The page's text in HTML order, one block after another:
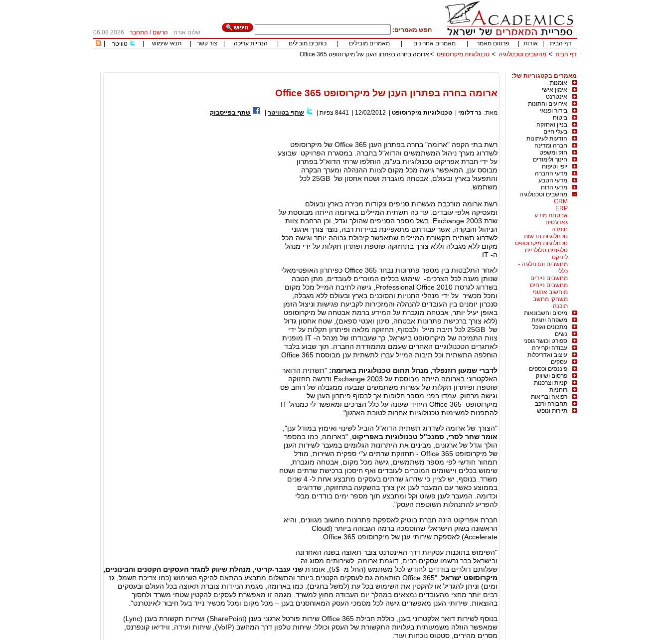
חפש מאמרים: שלום אורח הרשם / התחבר
06.08.2026
דף הבית
אודות פרסום מאמר מאמרים אחרונים מאמרים מובילים כותבים מובילים הנחיות עריכה צור קשר תנאי שימוש טוויטר
דף הבית
מחשבים וטכנולוגיה טכנולוגיות מיקרוסופט ארומה בחרה בפתרון הענן של מיקרוסופט Office 365
מאמרים בקטגוריות של:
אומנות
אימון אישי
אינטרנט
אירועים וחתונות
בידור ופנאי
ביטוח
בניין ואחזקה
בעלי חיים
הודעות לעיתונות
חברה ומדינה
חוק ומשפט
חינוך ולימודים
יופי וטיפוח
מדעי החברה
מדעי הטבע
מדעי הרוח
מחשבים וטכנולוגיה
CRM
ERP
אבטחת מידע
גאדג'טים
חומרה
טכנולוגיות חדשות
טכנולוגיות מיקרוסופט
טלפונים סלולריים
לינוקס
מחשבים וטכנולגיה -
כללי
מחשבים ניידים
מחשבים נייחים
מיחשוב ארגוני
משחקי מחשב
תוכנה
מיסים וחשבונאות
משפחה וזוגיות
מתכונים ואוכל
נשים
ספורט וכושר גופני
עבודה וקריירה
עיצוב ואדריכלות
עסקים
פיננסים וכספים
פרסום ושיווק
קניות וצרכנות
רוחניות
רפואה ובריאות
תחבורה ורכב
תיירות ונופש
ארומה בחרה בפתרון הענן של מיקרוסופט Office 365
מאת: נר דלומי טכנולוגיות מיקרוסופט 12/02/2012
8441 צפיות שתף בטוויטר שתף בפייסבוק
רשת בתי הקפה "ארומה" בחרה בפתרון הענן Office 365 של מיקרוסופט
לשדרוג מערך ניהול המשתמשים והדוא"ל בחברה. במסגרת הפרויקט שבוצע
על ידי חברת אפריקוט טכנולוגיות בע"מ, הוחלפו שרתי הדוא"ל בפתרון
מבוסס ענן, המאפשר גישה מכל מקום לצוות ההנהלה ומערך הבקרה
והתפעול בארץ ובעולם, אבטחה מוגברת ושטח אחסון של 25GB לכל
משתמש.
רשת ארומה מורכבת מעשרות סניפים ונקודות מכירה בארץ ובעולם
ומעסיקה אלפי עובדים. עד כה תשתית המיילים בארומה הייתה מבוססת על
שרת Exchange 2003. בשל מספר הסניפים שהולך וגדל, וכן הרחבת צוות
הניהול והבקרה, אשר עבודתם מתאפיינת בניידות רבה, נוצר צורך ארגוני
לשדרוג תשתית תקשורת המיילים שתאפשר קיבולת גבוהה יותר וגישה מכל
מקום ללא מגבלה וללא צורך בתחזוקה שוטפת ופתרון תקלות על ידי מנהל
ה- IT.
לאחר התלבטות בין מספר פתרונות נבחר Office 365 כפיתרון האופטימאלי
שנותן מענה לכל הצרכים- שימוש בכלים המוכרים לעובדים, מתן הטבה
בשדרוג לגרסת Professional Office 2010, גישה לתיבת המייל מכל מקום
ומכל מכשיר על ידי מנהלי החנויות והסוכנים בארץ ובעולם ללא מגבלה,
סנכרון יומנים בין העובדים להנהלה והמזכירות לקביעת פגישות וניצול הזמן
באופן יעיל יותר, אבטחה מוגברת על המידע ברמת אבטחה של מיקרוסופט
(ללא צורך ברכישת פתרונות אבטחה, סינון ואנטי ספאם), שטח אחסון גדול
של 25GB לכל תיבת מייל ולבסוף, תחזוקה מלאה ופיתרון תקלות על ידי
צוות התמיכה של מיקרוסופט בישראל, כך שעבודתו של מנהל ה- IT מופנית
לאתגרים הטכנולוגיים האחרים שעמם מתמודדת החברה. תוך שבוע בלבד
הוחלפה התשתית וכל תיבות המייל עברו לתשתית ענן מבוססת Office 365.
לדברי שמעון רוזנפלד, מנהל תחום טכנולוגיות בארומה: "תשתית הדואר
האלקטרוני בארומה הייתה מבוססת על Exchange 2003 ודרשה תחזוקה
שוטפת ופיתרון תקלות של עשרות משתמשים שנבעה ממגבלה של רוחב פס
וגישה מרחוק. עמדו בפני מספר חלופות אך לבסוף פיתרון הענן של
מיקרוסופט Office 365 היחיד שעונה על כלל הצרכים ומאפשר לי כמנהל IT
להתפנות למשימות טכנולוגיות אחרות לטובת הארגון".
"הצורך של ארומה לשדרוג תשתית הדוא"ל הוביל לשינוי ואימוץ במודל ענן",
אומר שחר לסרי, סמנכ"ל טכנולוגיות באפריקוט , "בארומה, כמו במספר
הולך וגדל של ארגונים, מבינים את היתרונות הגלומים במעבר לשירות הענן
של מיקרוסופט Office 365 - תחזוקת שרתים ע"י ספקית השירות, מודל
תמחור חודשי לפי מספר משתמשים, גישה מכל מקום, אבטחה מוגברת,
שימוש בכלים ויישומים המוכרים לעובדים ואף חיסכון ברכישת שרתים ושטח
משרד. בנוסף, יש לציין כי שדרוג שרתים בעסקים מתבצע אחת ל- 4 שנים
בממוצע כאשר עם המעבר לענן אין צורך בהשקעה בתחזוקה, שדרוגים
וכדומה.
המעבר לענן פשוט וקל ומתבצע תוך מספר ימים בודדים מבלי
להפריע להתנהלות השוטפת העסק".
חברת אפריקוט הינה חברת בוטיק לאספקת פתרונות מחשוב מגוונים, והיא
הראשונה בשוק הישראלי שהוסמכה ברמה הגבוהה ביותר (Cloud
Accelerate) לאספקת שירותי ענן של מיקרוסופט Office 365.
"השימוש בתוכנות עסקיות דרך האינטרנט צובר תאוצה בשנה האחרונה
ובישראל כבר נרשמו עסקים רבים, דוגמת ארומה, לשירותים מסוג זה
שעלותם דולרים בודדים לחודש לכל משתמש (החל מ- 5$), אומרת
שני ענבר-קריטי, מנהלת שיווק למגזר העסקים הקטנים והבינוניים,
מיקרוסופט ישראל
, "Office 365 הותאמה גם לעסקים הקטנים ביותר והתשלום מתבצע בהתאם להיקף השימוש (כמו צריכת חשמל, גז
ומים) וניתן להגדיל או להקטין את השימוש בכל עת (למשל בחגים). כמו בארומה, מגמת הניידות צוברת תאוצה בכל העולם ובעסקים
רבים יותר מחצי מהעובדים נמצאים במהלך יום העבודה מחוץ למשרד. מגמה זו מאפשרת לעסקים להקטין שטחי משרד ולחסוך
בהוצאות. שירותי הענן מאפשרים גישה לכל מסמכי העסק המאוחסנים בענן – מכל מקום ומכל מכשיר נייד בעל חיבור לאינטרנט".
בנוסף לשירות דואר אלקטרוני בענן, כוללת חבילת Office 365 שירות פורטל ארגוני בענן (SharePoint) ושירות תקשורת בענן (Lync)
שמאפשר הוזלה משמעותית בעלויות התקשורת של העסק וכולל: שיחות טלפון דרך המחשב (VoIP), שיחות ועידה, ווידיאו קונפרנס,
מסרים מהירים, סטטוס נוכחות ועוד.